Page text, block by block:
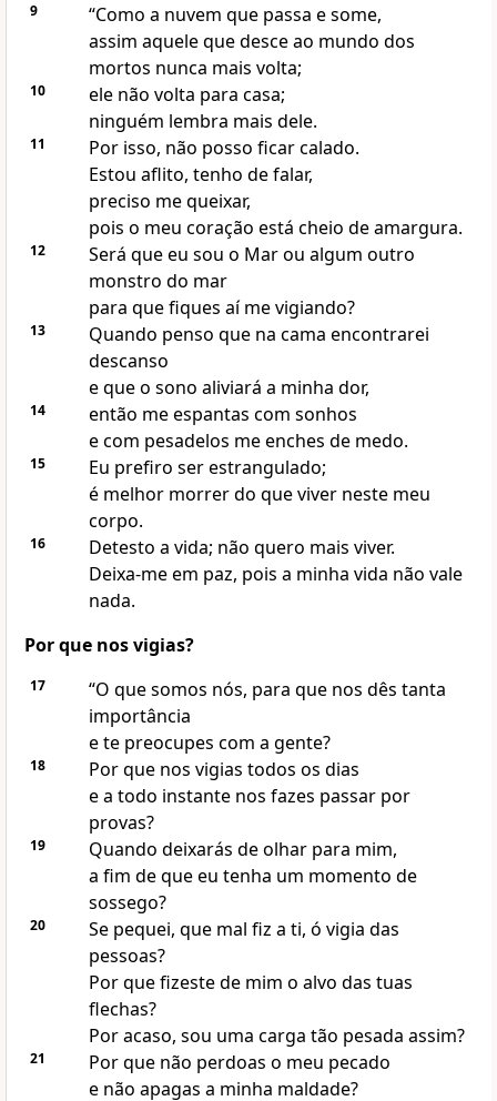
9
“Como a nuvem que passa e some,
assim aquele que desce ao mundo dos
mortos nunca mais volta;
10
ele não volta para casa;
ninguém lembra mais dele.
11
Por isso, não posso ficar calado.
Estou aflito, tenho de falar,
preciso me queixar,
pois o meu coração está cheio de amargura.
12
Será que eu sou o Mar ou algum outro
monstro do mar
para que fiques aí me vigiando?
13
Quando penso que na cama encontrarei
descanso
e que o sono aliviará a minha dor,
14
então me espantas com sonhos
e com pesadelos me enches de medo.
15
Eu prefiro ser estrangulado;
é melhor morrer do que viver neste meu
corpo.
16
Detesto a vida; não quero mais viver.
Deixa-me em paz, pois a minha vida não vale
nada.
Por que nos vigias?
17
“O que somos nós, para que nos dês tanta
importância
e te preocupes com a gente?
18
Por que nos vigias todos os dias
e a todo instante nos fazes passar por
provas?
19
Quando deixarás de olhar para mim,
a fim de que eu tenha um momento de
sossego?
20
Se pequei, que mal fiz a ti, ó vigia das
pessoas?
Por que fizeste de mim o alvo das tuas
flechas?
Por acaso, sou uma carga tão pesada assim?
21
Por que não perdoas o meu pecado
e não apagas a minha maldade?